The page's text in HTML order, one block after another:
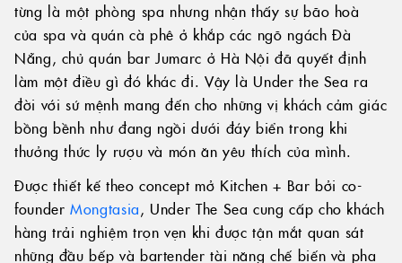
từng là một phòng spa nhưng nhận thấy sự bão hoà
của spa và quán cà phê ở khắp các ngõ ngách Đà
Nẵng, chủ quán bar Jumarc ở Hà Nội đã quyết định
làm một điều gì đó khác đi. Vậy là Under the Sea ra
đời với sứ mệnh mang đến cho những vị khách cảm giác
bồng bềnh như đang ngồi dưới đáy biển trong khi
thưởng thức ly rượu và món ăn yêu thích của mình.
Được thiết kế theo concept mở Kitchen + Bar bởi co-
founderMongtasia, Under The Sea cung cấp cho khách
hàng trải nghiệm trọn vẹn khi được tận mắt quan sát
những đầu bếp và bartender tài năng chế biến và pha